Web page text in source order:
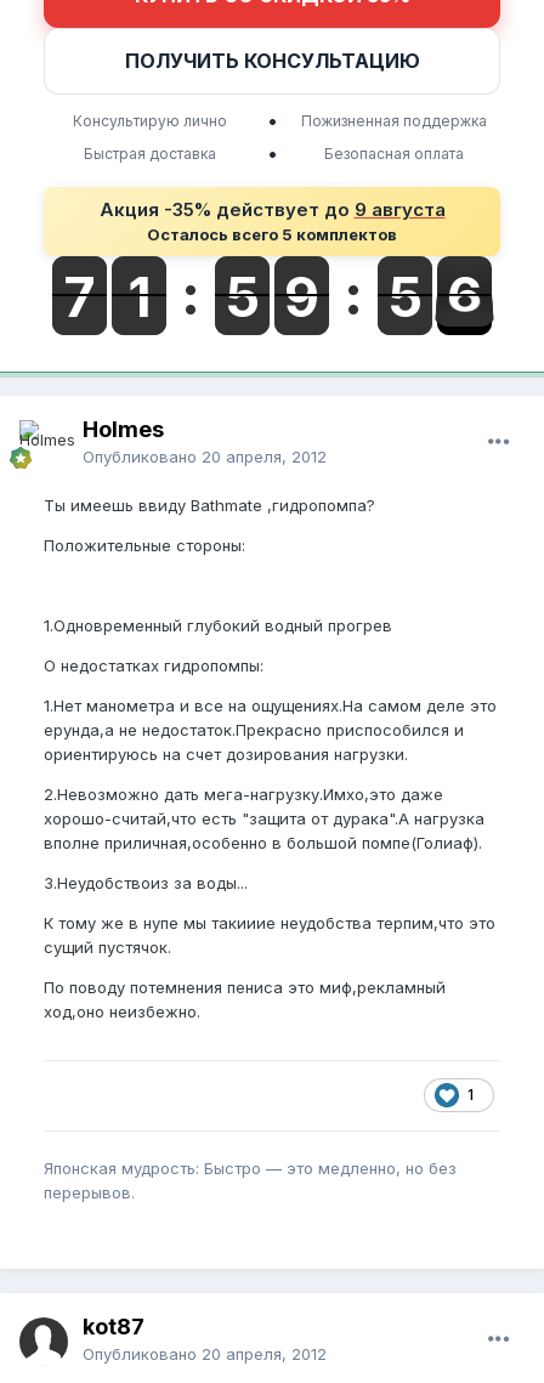
ПОЛУЧИТЬ КОНСУЛЬТАЦИЮ
Консультирую лично •
Пожизненная поддержка
Быстрая доставка
• Безопасная оплата
Акция -35% действует до 9 августа
Осталось всего 5 комплектов
Holmes
Опубликовано 20 апреля, 2012
Ты имеешь ввиду Bathmate ,гидропомпа?
Положительные стороны:
1.Одновременный глубокий водный прогрев
О недостатках гидропомпы:
1.Нет манометра и все на ощущениях.На самом деле это
ерунда,а не недостаток.Прекрасно приспособился и
ориентируюсь на счет дозирования нагрузки.
2.Невозможно дать мега-нагрузку.Имхо,это даже
хорошо-считай,что есть "защита от дурака".А нагрузка
вполне приличная,особенно в большой помпе(Голиаф).
3.Неудобствоиз за воды...
К тому же в нупе мы такииие неудобства терпим,что это
сущий пустячок.
По поводу потемнения пениса это миф,рекламный
ход,оно неизбежно.
1
Японская мудрость: Быстро — это медленно, но без
перерывов.
kot87
Опубликовано 20 апреля, 2012